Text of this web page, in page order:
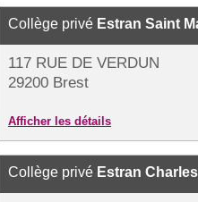
Collège privé Estran Saint
117 RUE DE VERDUN
29200 Brest
Afficher les détails
Collège privé Estran